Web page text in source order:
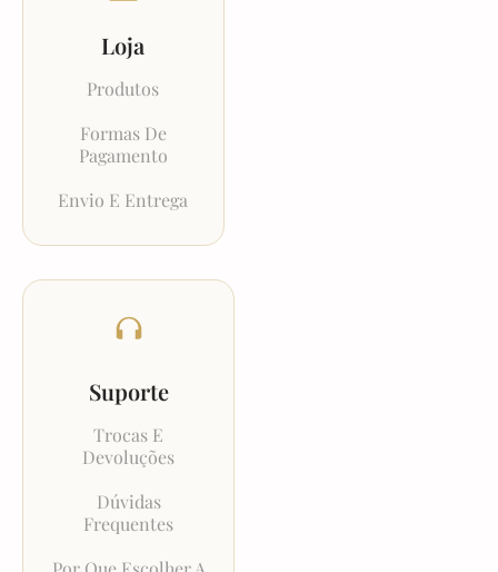
Loja
Produtos
Formas De
Pagamento
Envio E Entrega
Suporte
Trocas E
Devoluções
Dúvidas
Frequentes